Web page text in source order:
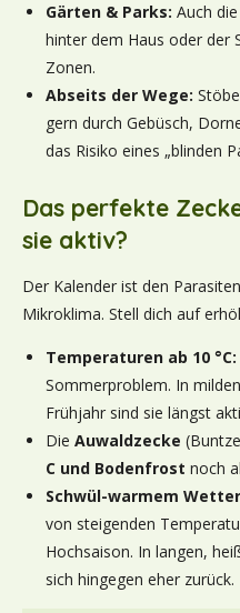
Gärten & Parks: Auch
hinter dem Haus oder der
Zonen.
Abseits der Wege:
gern durch Gebüsch,
das Risiko eines „blinden
Das perfekte
sie aktiv?
Der Kalender ist den
Mikroklima. Stell dich auf
Temperaturen ab 10 °C:
Sommerproblem. In
Frühjahr sind sie längst
Die Auwaldzecke
C und Bodenfrost noch
Schwül-warmem
von steigenden
Hochsaison. In langen,
sich hingegen eher zurück.